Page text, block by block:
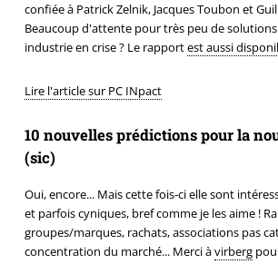
confiée à Patrick Zelnik, Jacques Toubon et
Beaucoup d'attente pour très peu de
industrie en crise ? Le rapportest aussi
Lire l'article sur PC INpact
10 nouvelles prédictions pour la
(sic)
Oui, encore... Mais cette fois-ci elle sont
et parfois cyniques, bref comme je les aime !
groupes/marques, rachats, associations pas
concentration du marché... Merci àvirberg